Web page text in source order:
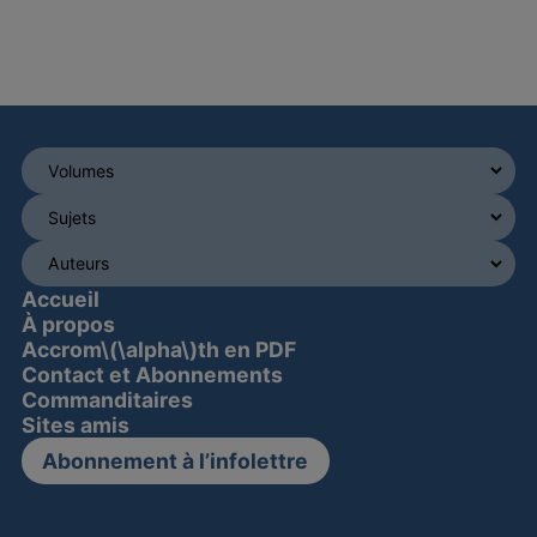
Accueil
À propos
Accrom\(\alpha\)th en PDF
Contact et Abonnements
Commanditaires
Sites amis
Abonnement à l’infolettre